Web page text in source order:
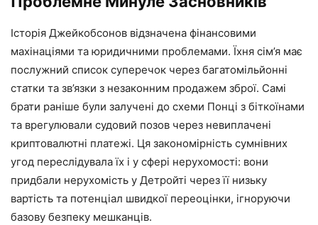
Історія Джейкобсонов відзначена фінансовими
махінаціями та юридичними проблемами. Їхня сім’я має
послужний список суперечок через багатомільйонні
статки та зв’язки з незаконним продажем зброї. Самі
брати раніше були залучені до схеми Понці з біткоїнами
та врегулювали судовий позов через невиплачені
криптовалютні платежі. Ця закономірність сумнівних
угод переслідувала їх і у сфері нерухомості: вони
придбали нерухомість у Детройті через її низьку
вартість та потенціал швидкої переоцінки, ігноруючи
базову безпеку мешканців.